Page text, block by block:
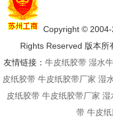
Copyright © 2004-
Rights Reserved 版本所
友情链接： 牛皮纸胶带 湿水
皮纸胶带 牛皮纸胶带厂家 湿
皮纸胶带 牛皮纸胶带厂家 湿
带 牛皮